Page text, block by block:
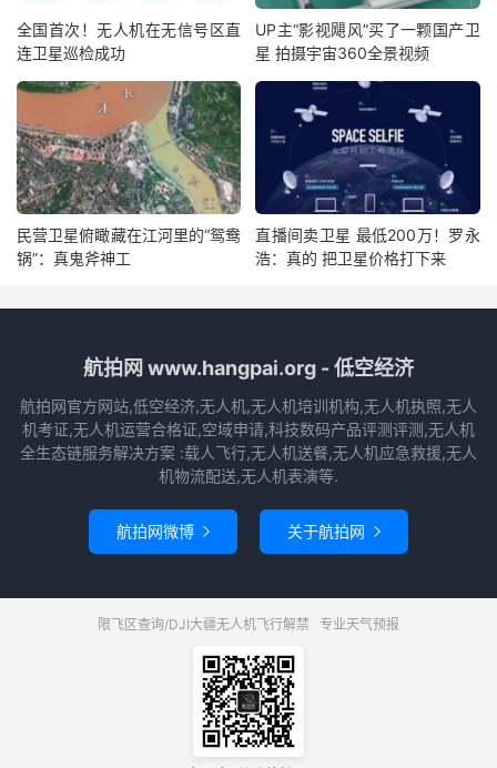
全国首次！无人机在无信号区直
连卫星巡检成功
UP主“影视飓风”买了一颗国产卫
星 拍摄宇宙360全景视频
民营卫星俯瞰藏在江河里的“鸳鸯
锅”：真鬼斧神工
直播间卖卫星 最低200万！罗永
浩：真的 把卫星价格打下来
航拍网 www.hangpai.org - 低空经济
航拍网官方网站,低空经济,无人机,无人机培训机构,无人机执照,无人
机考证,无人机运营合格证,空域申请,科技数码产品评测评测,无人机
全生态链服务解决方案 :载人飞行,无人机送餐,无人机应急救援,无人
机物流配送,无人机表演等.
航拍网微博  关于航拍网 
限飞区查询/DJI大疆无人机飞行解禁 专业天气预报